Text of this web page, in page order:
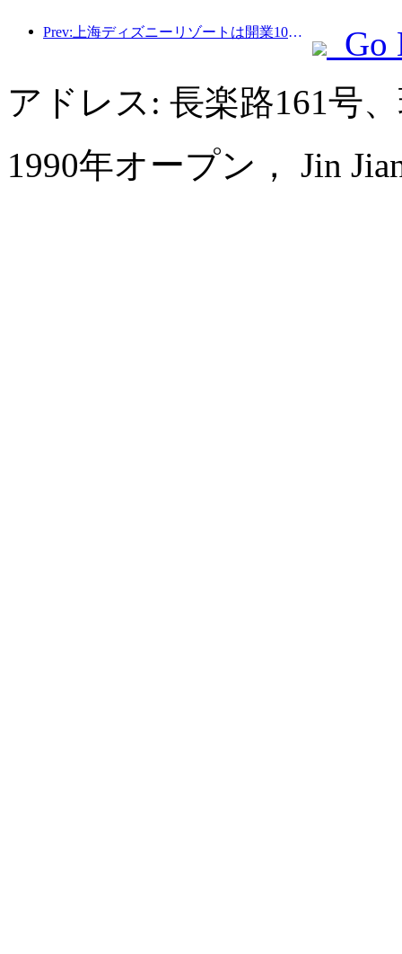
Prev:上海ディズニーリゾートは開業10周年を迎え、これまでに1億人以上の来場者数を記録した。
Go
アドレス: 長楽路161号
1990年オープン， Jin